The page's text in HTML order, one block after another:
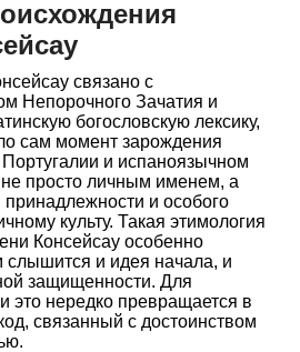
связано с
Непорочного Зачатия и
богословскую лексику,
сам момент зарождения
и испаноязычном
просто личным именем, а
принадлежности и особого
культу. Такая этимология
Консейсау особенно
и идея начала, и
защищенности. Для
это нередко превращается в
связанный с достоинством